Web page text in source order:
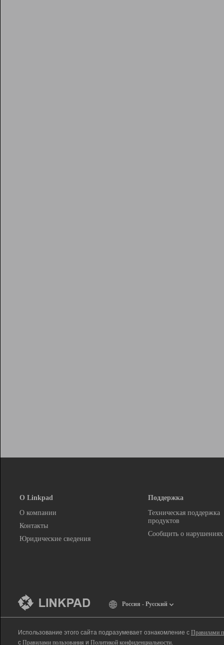
О Linkpad
О компании
Контакты
Юридические сведения
Поддержка
Техническая поддержка
продуктов
Сообщить о нарушениях
Россия - Русский
Использование этого сайта подразумевает ознакомление с Правилами
с Правилами пользования и Политикой конфиденциальности.